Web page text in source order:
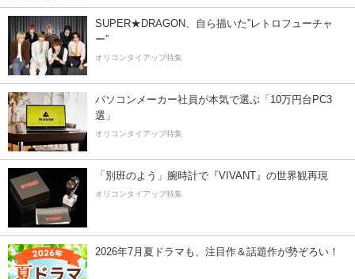
SUPER★DRAGON、自ら描いた”レトロフューチャ
ー”
オリコンタイアップ特集
パソコンメーカー社員が本気で選ぶ「10万円台PC3
選」
オリコンタイアップ特集
「別班のよう」腕時計で『VIVANT』の世界観再現
オリコンタイアップ特集
2026年7月夏ドラマも、注目作＆話題作が勢ぞろい！